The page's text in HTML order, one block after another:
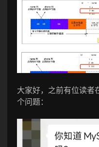
大家好，之前有位读者
个问题：